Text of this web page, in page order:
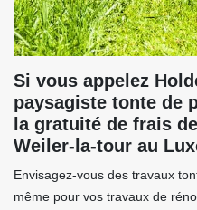
Si vous appelez
paysagiste tonte de
la gratuité de frais
Weiler-la-tour au
Envisagez-vous des travaux
même pour vos travaux de